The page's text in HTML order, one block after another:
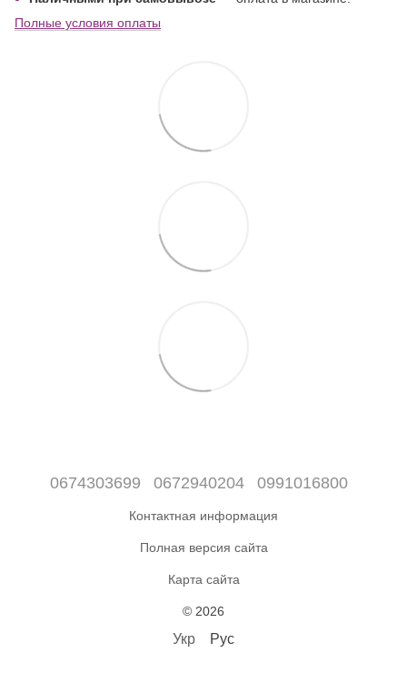
Полные условия оплаты
0674303699 0672940204 0991016800
Контактная информация
Полная версия сайта
Карта сайта
© 2026
Укр Рус